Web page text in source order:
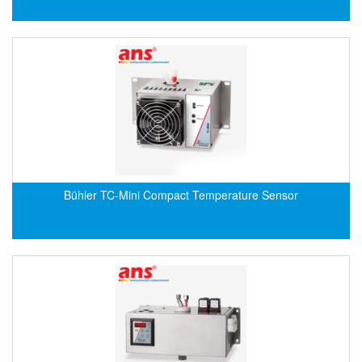
Elektrophysik Vietnam
ELIS PLZEŇ
ELMEKO
Eltex-Elektrostatik
Bühler TC-Mini Compact Temperature Sensor